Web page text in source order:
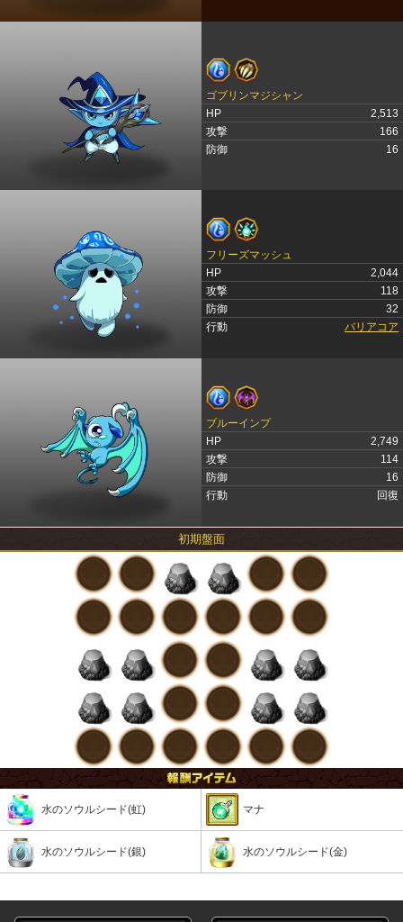
ゴブリンマジシャン
HP
2,513
攻撃
166
防御
16
フリーズマッシュ
HP
2,044
攻撃
118
防御
32
行動
バリアコア
ブルーインプ
HP
2,749
攻撃
114
防御
16
行動
回復
初期盤面
水のソウルシード(虹) マナ
水のソウルシード(銀) 水のソウルシード(金)